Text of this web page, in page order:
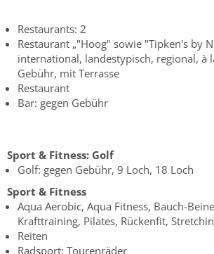
Restaurants: 2
Restaurant „"Hoog" sowie "Tipken's by
international, landestypisch, regional, à
Gebühr, mit Terrasse
Restaurant
Bar: gegen Gebühr
Sport & Fitness: Golf
Golf: gegen Gebühr, 9 Loch, 18 Loch
Sport & Fitness
Aqua Aerobic, Aqua Fitness, Bauch-
Krafttraining, Pilates, Rückenfit,
Reiten
Radsport: Tourenräder